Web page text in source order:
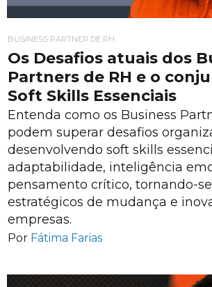
BUSINESS PARTNER DE RH
Os Desafios atuais dos
Partners de RH e o
Soft Skills Essenciais
Entenda como os Business
podem superar desafios
desenvolvendo soft skills
adaptabilidade, inteligência
pensamento crítico, tornando-
estratégicos de mudança e
empresas.
Por Fátima Farias